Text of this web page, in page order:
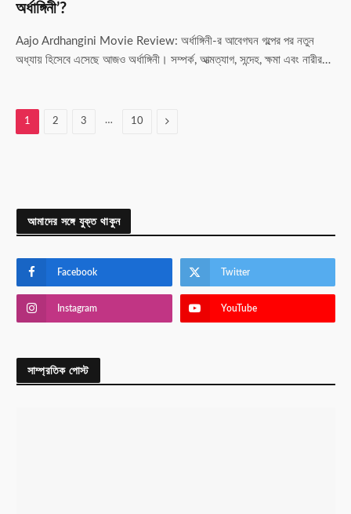
অর্ধাঙ্গিনী’?
Aajo Ardhangini Movie Review: অর্ধাঙ্গিনী-র আবেগঘন গল্পের পর নতুন
অধ্যায় হিসেবে এসেছে আজও অর্ধাঙ্গিনী। সম্পর্ক, আত্মত্যাগ, সন্দেহ, ক্ষমা এবং নারীর…
1 2 3 … 10 Next
আমাদের সঙ্গে যুক্ত থাকুন
Facebook Twitter
Instagram YouTube
সাম্প্রতিক পোস্ট